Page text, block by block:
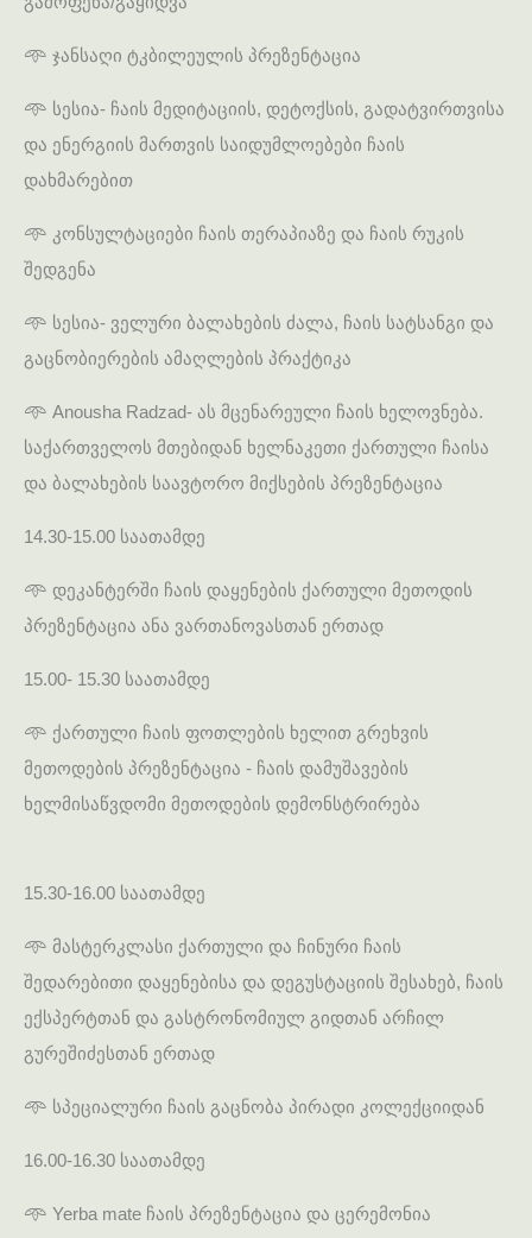
𖥸 ჯანსაღი ტკბილეულის პრეზენტაცია
𖥸 სესია- ჩაის მედიტაციის, დეტოქსის, გადატვირთვისა
და ენერგიის მართვის საიდუმლოებები ჩაის
დახმარებით
𖥸 კონსულტაციები ჩაის თერაპიაზე და ჩაის რუკის
შედგენა
𖥸 სესია- ველური ბალახების ძალა, ჩაის სატსანგი და
გაცნობიერების ამაღლების პრაქტიკა
𖥸 Anousha Radzad- ას მცენარეული ჩაის ხელოვნება.
საქართველოს მთებიდან ხელნაკეთი ქართული ჩაისა
და ბალახების საავტორო მიქსების პრეზენტაცია
14.30-15.00 საათამდე
𖥸 დეკანტერში ჩაის დაყენების ქართული მეთოდის
პრეზენტაცია ანა ვართანოვასთან ერთად
15.00- 15.30 საათამდე
𖥸 ქართული ჩაის ფოთლების ხელით გრეხვის
მეთოდების პრეზენტაცია - ჩაის დამუშავების
ხელმისაწვდომი მეთოდების დემონსტრირება
15.30-16.00 საათამდე
𖥸 მასტერკლასი ქართული და ჩინური ჩაის
შედარებითი დაყენებისა და დეგუსტაციის შესახებ, ჩაის
ექსპერტთან და გასტრონომიულ გიდთან არჩილ
გურეშიძესთან ერთად
𖥸 სპეციალური ჩაის გაცნობა პირადი კოლექციიდან
16.00-16.30 საათამდე
𖥸 Yerba mate ჩაის პრეზენტაცია და ცერემონია